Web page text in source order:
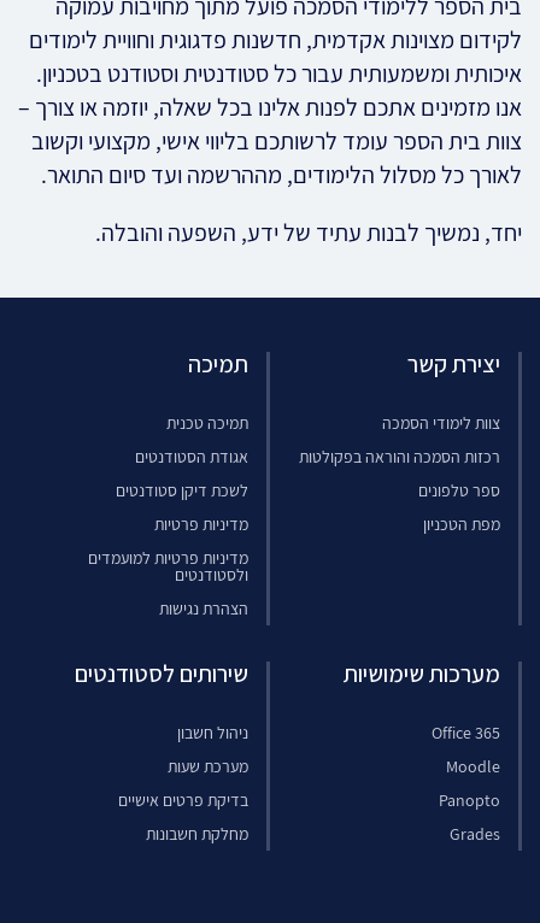
בית הספר ללימודי הסמכה פועל מתוך מחויבות עמוקה
לקידום מצוינות אקדמית, חדשנות פדגוגית וחוויית לימודים
איכותית ומשמעותית עבור כל סטודנטית וסטודנט בטכניון.
אנו מזמינים אתכם לפנות אלינו בכל שאלה, יוזמה או צורך –
צוות בית הספר עומד לרשותכם בליווי אישי, מקצועי וקשוב
לאורך כל מסלול הלימודים, מההרשמה ועד סיום התואר.
יחד, נמשיך לבנות עתיד של ידע, השפעה והובלה.
יצירת קשר
צוות לימודי הסמכה
רכזות הסמכה והוראה בפקולטות
ספר טלפונים
מפת הטכניון
תמיכה
תמיכה טכנית
אגודת הסטודנטים
לשכת דיקן סטודנטים
מדיניות פרטיות
מדיניות פרטיות למועמדים
ולסטודנטים
הצהרת נגישות
מערכות שימושיות
Office 365
Moodle
Panopto
Grades
שירותים לסטודנטים
ניהול חשבון
מערכת שעות
בדיקת פרטים אישיים
מחלקת חשבונות